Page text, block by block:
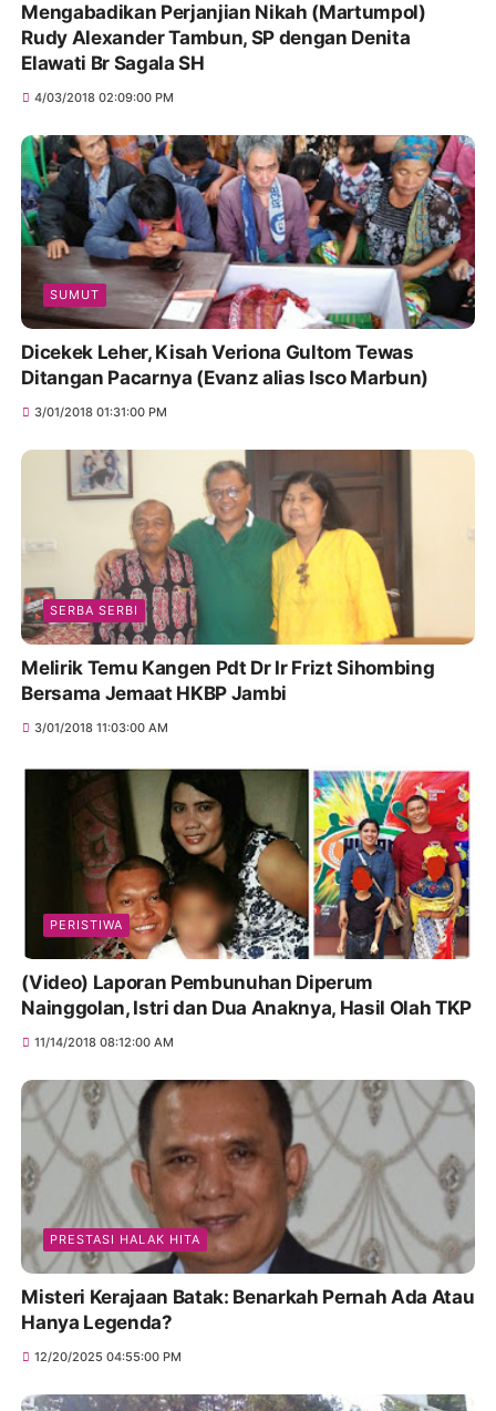
Mengabadikan Perjanjian Nikah (Martumpol)
Rudy Alexander Tambun, SP dengan Denita
Elawati Br Sagala SH
4/03/2018 02:09:00 PM
SUMUT
Dicekek Leher, Kisah Veriona Gultom Tewas
Ditangan Pacarnya (Evanz alias Isco Marbun)
3/01/2018 01:31:00 PM
SERBA SERBI
Melirik Temu Kangen Pdt Dr Ir Frizt Sihombing
Bersama Jemaat HKBP Jambi
3/01/2018 11:03:00 AM
PERISTIWA
(Video) Laporan Pembunuhan Diperum
Nainggolan, Istri dan Dua Anaknya, Hasil Olah TKP
11/14/2018 08:12:00 AM
PRESTASI HALAK HITA
Misteri Kerajaan Batak: Benarkah Pernah Ada Atau
Hanya Legenda?
12/20/2025 04:55:00 PM